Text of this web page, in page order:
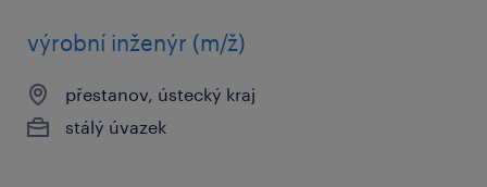
výrobní inženýr (m/ž)
přestanov, ústecký kraj
stálý úvazek